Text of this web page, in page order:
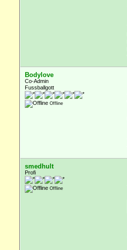
Bodylove
Co-Admin
Fussballgott
Offline
smedhult
Profi
Offline